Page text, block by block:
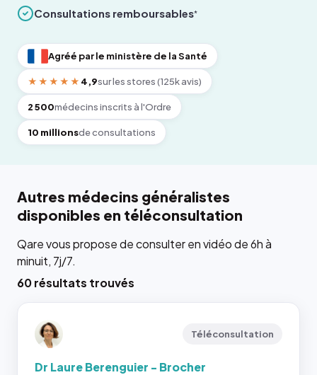
Consultations remboursables*
Agréé par le ministère de la Santé
★★★★★ 4,9sur les stores (125k avis)
2 500médecins inscrits à l'Ordre
10 millionsde consultations
Autres médecins généralistes
disponibles en téléconsultation
Qare vous propose de consulter en vidéo de 6h à
minuit, 7j/7.
60 résultats trouvés
Téléconsultation
Dr Laure Berenguier - Brocher